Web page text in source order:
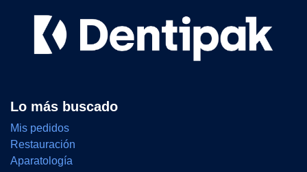
Lo más buscado
Mis pedidos
Restauración
Aparatología